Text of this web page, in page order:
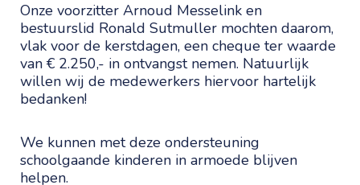
Onze voorzitter Arnoud Messelink en
bestuurslid Ronald Sutmuller mochten daarom,
vlak voor de kerstdagen, een cheque ter waarde
van € 2.250,- in ontvangst nemen. Natuurlijk
willen wij de medewerkers hiervoor hartelijk
bedanken!
We kunnen met deze ondersteuning
schoolgaande kinderen in armoede blijven
helpen.